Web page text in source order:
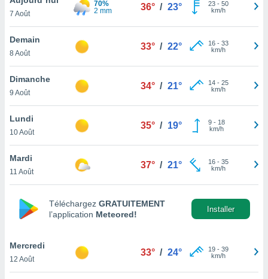
et
»,
au
vous
qu'ils
ou
le
ainsi
un
la
du
7 Août
70%
2 mm
36° / 23° 23- 50
km/h
Demain
8 Août
33° / 22° 16- 33
km/h
Dimanche
9 Août
34° / 21° 14- 25
km/h
Lundi
10 Août
35° / 19° 9- 18
km/h
Mardi
11 Août
37° / 21° 16- 35
km/h
Téléchargez GRATUITEMENT
l’application Meteored!
Installer
Mercredi
12 Août
33° / 24° 19- 39
km/h